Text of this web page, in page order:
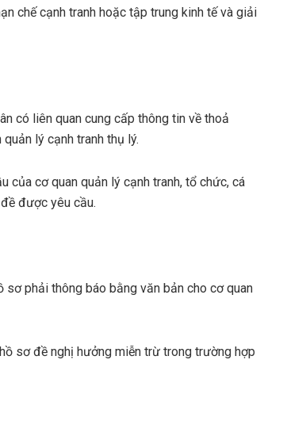
chế cạnh tranh hoặc tập trung kinh tế và giải
có liên quan cung cấp thông tin về thoả
lý cạnh tranh thụ lý.
của cơ quan quản lý cạnh tranh, tổ chức, cá
được yêu cầu.
sơ phải thông báo bằng văn bản cho cơ quan
sơ đề nghị hưởng miễn trừ trong trường hợp